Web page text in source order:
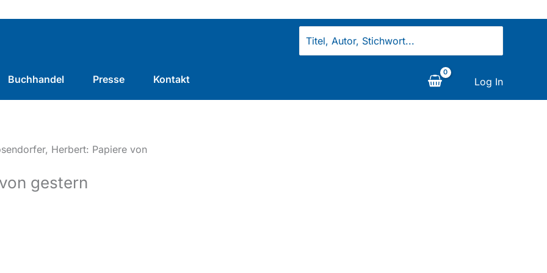
for:
Buchhandel Presse Kontakt Log In
Herbert: Papiere von
gestern